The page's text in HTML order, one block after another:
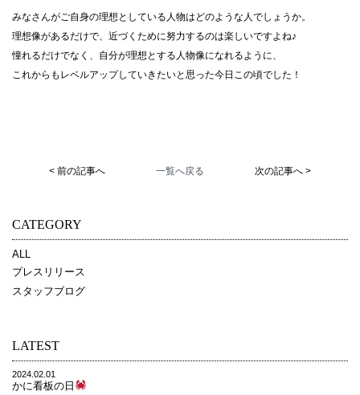
みなさんがご自身の理想としている人物はどのような人でしょうか。
理想像があるだけで、近づくために努力するのは楽しいですよね♪
憧れるだけでなく、自分が理想とする人物像になれるように、
これからもレベルアップしていきたいと思った今日この頃でした！
< 前の記事へ 一覧へ戻る 次の記事へ >
CATEGORY
ALL
プレスリリース
スタッフブログ
LATEST
2024.02.01
かに看板の日